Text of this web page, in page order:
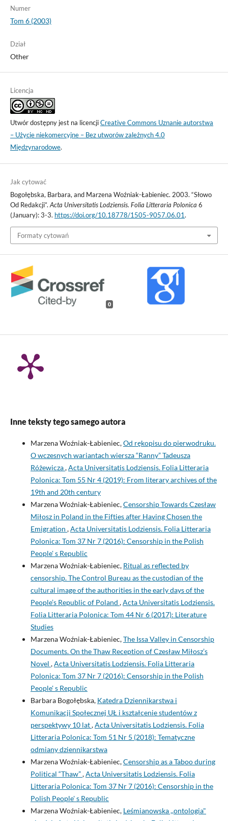
Numer
Tom 6 (2003)
Dział
Other
Licencja
Utwór dostępny jest na licencjiCreative Commons Uznanie autorstwa
– Użycie niekomercyjne – Bez utworów zależnych 4.0
Międzynarodowe.
Jak cytować
Bogołębska, Barbara, and Marzena Woźniak-Łabieniec. 2003. “Słowo
Od Redakcji”. Acta Universitatis Lodziensis. Folia Litteraria Polonica 6
(January): 3-3. https://doi.org/10.18778/1505-9057.06.01.
Formaty cytowań
0
Inne teksty tego samego autora
Marzena Woźniak-Łabieniec,Od rękopisu do pierwodruku.
O wczesnych wariantach wiersza “Ranny” Tadeusza
Różewicza,Acta Universitatis Lodziensis. Folia Litteraria
Polonica: Tom 55 Nr 4 (2019): From literary archives of the
19th and 20th century
Marzena Woźniak-Łabieniec,Censorship Towards Czesław
Miłosz in Poland in the Fifties after Having Chosen the
Emigration ,Acta Universitatis Lodziensis. Folia Litteraria
Polonica: Tom 37 Nr 7 (2016): Censorship in the Polish
People' s Republic
Marzena Woźniak-Łabieniec, Ritual as reflected by
censorship. The Control Bureau as the custodian of the
cultural image of the authorities in the early days of the
People’s Republic of Poland ,Acta Universitatis Lodziensis.
Folia Litteraria Polonica: Tom 44 Nr 6 (2017): Literature
Studies
Marzena Woźniak-Łabieniec,The Issa Valley in Censorship
Documents. On the Thaw Reception of Czesław Miłosz’s
Novel ,Acta Universitatis Lodziensis. Folia Litteraria
Polonica: Tom 37 Nr 7 (2016): Censorship in the Polish
People' s Republic
Barbara Bogołębska, Katedra Dziennikarstwa i
Komunikacji Społecznej UŁ i kształcenie studentów z
perspektywy 10 lat,Acta Universitatis Lodziensis. Folia
Litteraria Polonica: Tom 51 Nr 5 (2018): Tematyczne
odmiany dziennikarstwa
Marzena Woźniak-Łabieniec,Censorship as a Taboo during
Political “Thaw”,Acta Universitatis Lodziensis. Folia
Litteraria Polonica: Tom 37 Nr 7 (2016): Censorship in the
Polish People' s Republic
Marzena Woźniak-Łabieniec, Leśmianowska ,,ontologia"